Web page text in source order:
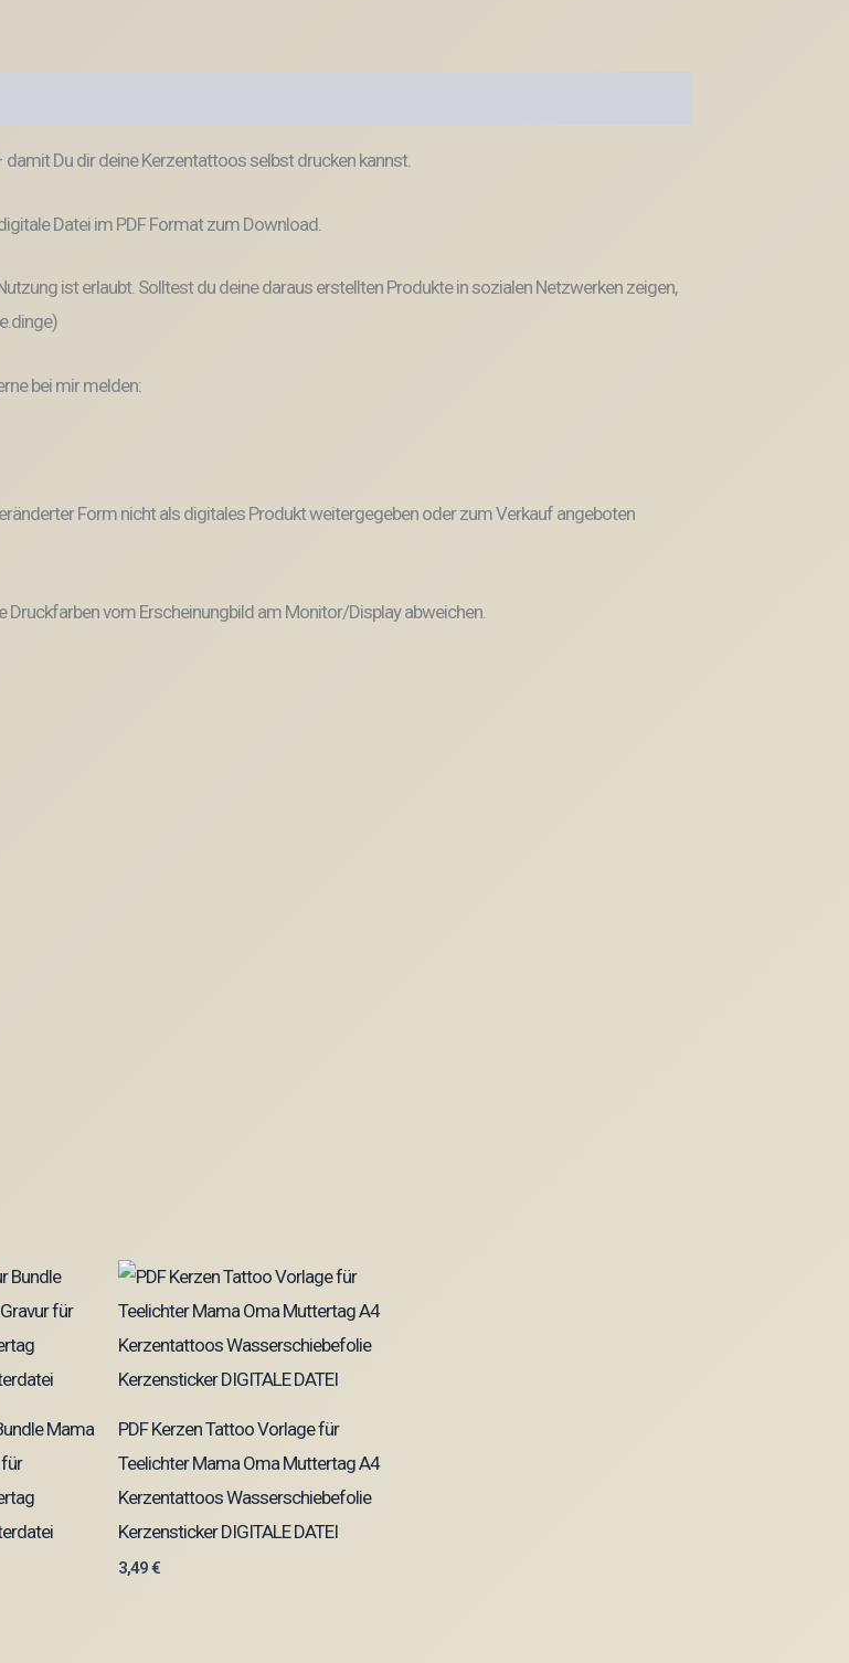
Du dir deine Kerzentattoos selbst drucken kannst.
Datei im PDF Format zum Download.
ist erlaubt. Solltest du deine daraus erstellten Produkte in sozialen Netzwerken zeigen,
bei mir melden:
Form nicht als digitales Produkt weitergegeben oder zum Verkauf angeboten
vom Erscheinungbild am Monitor/Display abweichen.
Mama
PDF Kerzen Tattoo Vorlage für
Teelichter Mama Oma Muttertag A4
Kerzentattoos Wasserschiebefolie
Kerzensticker DIGITALE DATEI
3,49€